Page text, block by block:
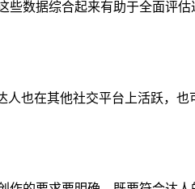
些数据综合起来有助于全面评估
也在其他社交平台上活跃，也